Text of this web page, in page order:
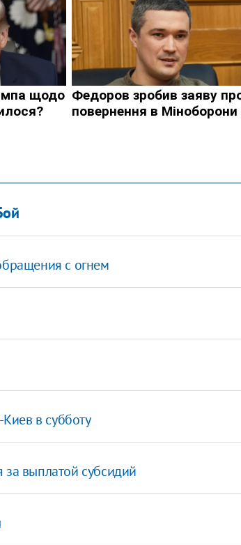
с огнем
в субботу
выплатой субсидий